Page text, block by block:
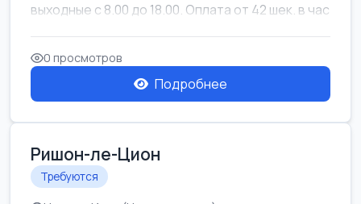
выходные с 8.00 до 18.00. Оплата от 42 шек. в час
0 просмотров
Подробнее
Ришон-ле-Цион
Требуются